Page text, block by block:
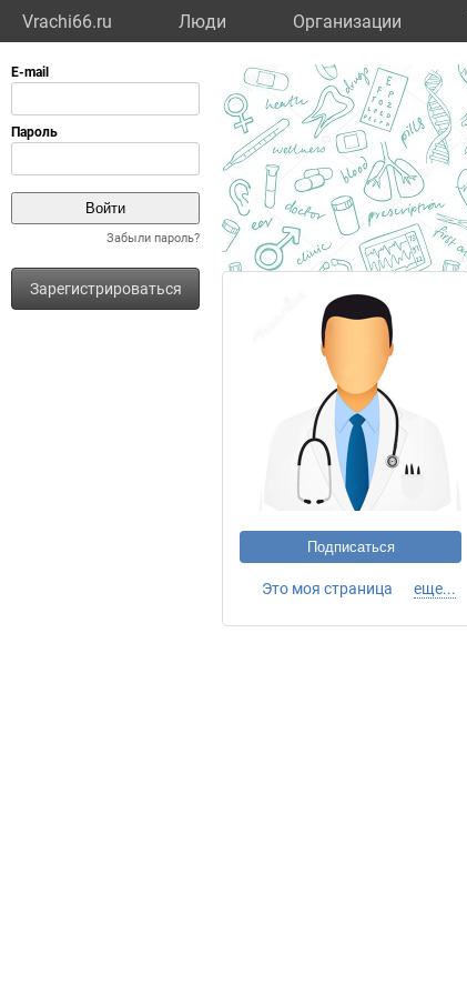
Vrachi66.ru Люди Организации
Забыли пароль?
Зарегистрироваться
Подписаться
Это моя страница еще...